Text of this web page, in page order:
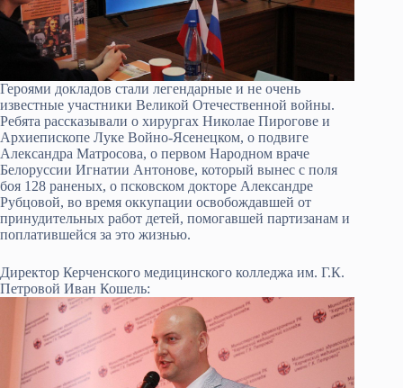
Героями докладов стали легендарные и не очень
известные участники Великой Отечественной войны.
Ребята рассказывали о хирургах Николае Пирогове и
Архиепископе Луке Войно-Ясенецком, о подвиге
Александра Матросова, о первом Народном враче
Белоруссии Игнатии Антонове, который вынес с поля
боя 128 раненых, о псковском докторе Александре
Рубцовой, во время оккупации освобождавшей от
принудительных работ детей, помогавшей партизанам и
поплатившейся за это жизнью.
Директор Керченского медицинского колледжа им. Г.К.
Петровой Иван Кошель: